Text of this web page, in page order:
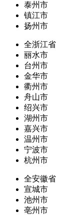
泰州市
镇江市
扬州市
全浙江省
丽水市
台州市
金华市
衢州市
舟山市
绍兴市
湖州市
嘉兴市
温州市
宁波市
杭州市
全安徽省
宣城市
池州市
亳州市